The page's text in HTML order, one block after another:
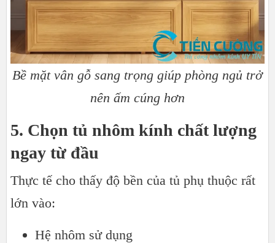
Bề mặt vân gỗ sang trọng giúp phòng ngủ trở
nên ấm cúng hơn​​​​​​​
5. Chọn tủ nhôm kính chất lượng
ngay từ đầu
Thực tế cho thấy độ bền của tủ phụ thuộc rất
lớn vào:
Hệ nhôm sử dụng